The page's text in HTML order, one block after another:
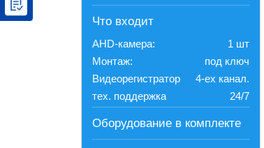
Что входит
AHD-камера:
1 шт
Монтаж:
под ключ
Видеорегистратор
4-ех канал.
тех. поддержка
24/7
Оборудование в комплекте